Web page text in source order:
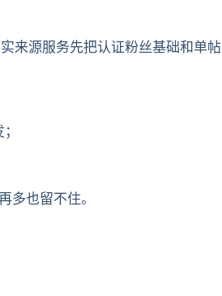
来源服务先把认证粉丝基础和单帖
也留不住。